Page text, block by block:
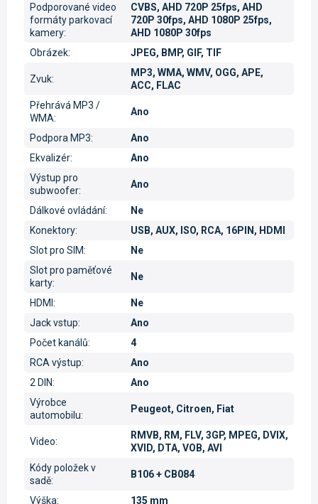
Podporované video
formáty parkovací
kamery:
CVBS, AHD 720P 25fps, AHD
720P 30fps, AHD 1080P 25fps,
AHD 1080P 30fps
Obrázek: JPEG, BMP, GIF, TIF
Zvuk:
MP3, WMA, WMV, OGG, APE,
ACC, FLAC
Přehrává MP3 /
WMA:
Ano
Podpora MP3:
Ano
Ekvalizér:
Ano
Výstup pro
subwoofer:
Ano
Dálkové ovládání:
Ne
Konektory:
USB, AUX, ISO, RCA, 16PIN, HDMI
Slot pro SIM:
Ne
Slot pro paměťové
karty:
Ne
HDMI :
Ne
Jack vstup:
Ano
Počet kanálů:
4
RCA výstup:
Ano
2 DIN:
Ano
Výrobce
automobilu:
Peugeot, Citroen, Fiat
Video:
RMVB, RM, FLV, 3GP, MPEG, DVIX,
XVID, DTA, VOB, AVI
Kódy položek v
sadě:
B106 + CB084
Výška: 135 mm